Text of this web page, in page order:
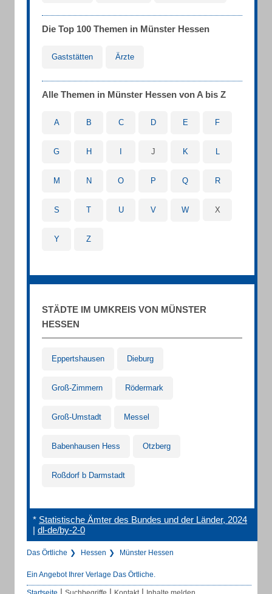
Die Top 100 Themen in Münster Hessen
Gaststätten Ärzte
Alle Themen in Münster Hessen von A bis Z
A B C D E F
G H J K L
M N O P Q R
S T U V W X
Y Z
STÄDTE IM UMKREIS VON MÜNSTER
HESSEN
Eppertshausen Dieburg
Groß-Zimmern Rödermark
Groß-Umstadt Messel
Babenhausen Hess Otzberg
Roßdorf b Darmstadt
* Statistische Ämter des Bundes und der Länder, 2024
| dl-de/by-2-0
Das Örtliche Hessen Münster Hessen
Ein Angebot Ihrer Verlage Das Örtliche.
| | |